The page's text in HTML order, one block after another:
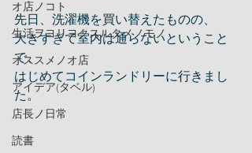
オ店ノコト
生活ヲヨリヨクスルタメノモノ
オススメノオ店
アイデア(タベル)
店長ノ日常
読書
先日、洗濯機を買い替えたものの、
大きすぎて室内は通らないということ
で、
はじめてコインランドリーに行きまし
た。